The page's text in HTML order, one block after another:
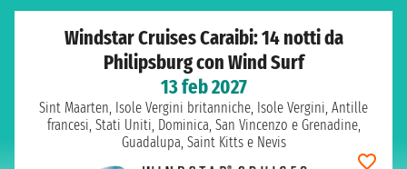
Windstar Cruises Caraibi: 14 notti da
Philipsburg con Wind Surf
13 feb 2027
Sint Maarten, Isole Vergini britanniche, Isole Vergini, Antille
francesi, Stati Uniti, Dominica, San Vincenzo e Grenadine,
Guadalupa, Saint Kitts e Nevis